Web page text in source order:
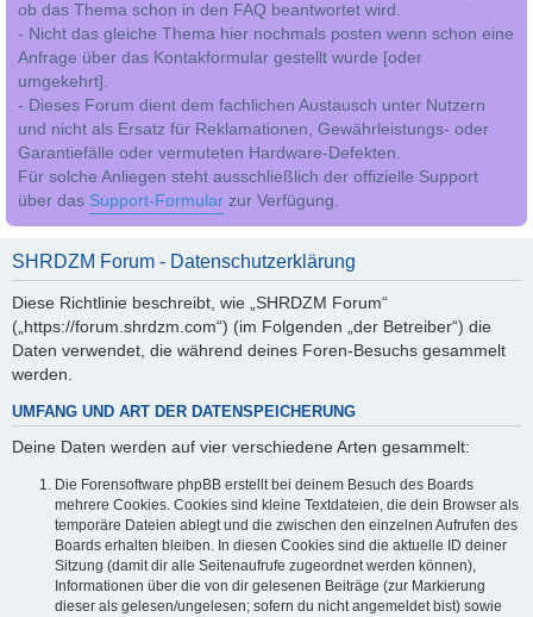
ob das Thema schon in den FAQ beantwortet wird.
- Nicht das gleiche Thema hier nochmals posten wenn schon eine
Anfrage über das Kontakformular gestellt wurde [oder
umgekehrt].
- Dieses Forum dient dem fachlichen Austausch unter Nutzern
und nicht als Ersatz für Reklamationen, Gewährleistungs- oder
Garantiefälle oder vermuteten Hardware-Defekten.
Für solche Anliegen steht ausschließlich der offizielle Support
über das Support-Formular zur Verfügung.
SHRDZM Forum - Datenschutzerklärung
Diese Richtlinie beschreibt, wie „SHRDZM Forum“
(„https://forum.shrdzm.com“) (im Folgenden „der Betreiber“) die
Daten verwendet, die während deines Foren-Besuchs gesammelt
werden.
UMFANG UND ART DER DATENSPEICHERUNG
Deine Daten werden auf vier verschiedene Arten gesammelt:
Die Forensoftware phpBB erstellt bei deinem Besuch des Boards
mehrere Cookies. Cookies sind kleine Textdateien, die dein Browser als
temporäre Dateien ablegt und die zwischen den einzelnen Aufrufen des
Boards erhalten bleiben. In diesen Cookies sind die aktuelle ID deiner
Sitzung (damit dir alle Seitenaufrufe zugeordnet werden können),
Informationen über die von dir gelesenen Beiträge (zur Markierung
dieser als gelesen/ungelesen; sofern du nicht angemeldet bist) sowie